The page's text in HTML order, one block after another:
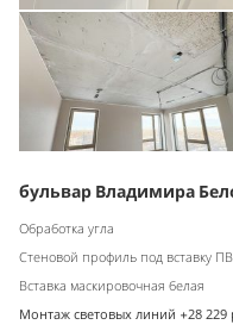
бульвар Владимира
Обработка угла
Стеновой профиль под вставку
Вставка маскировочная белая
Монтаж световых линий +28 229